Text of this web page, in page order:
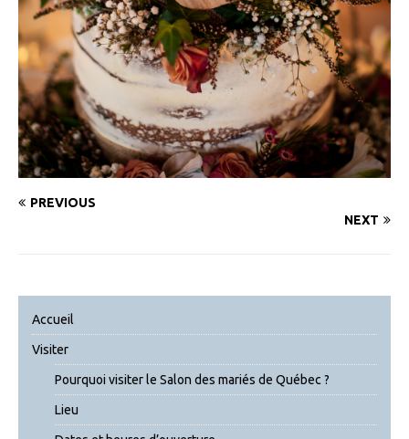
PREVIOUS
NEXT
Accueil
Visiter
Pourquoi visiter le Salon des mariés de Québec ?
Lieu